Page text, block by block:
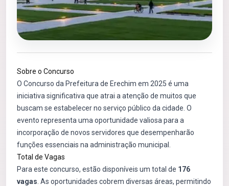
Sobre o Concurso
O Concurso da Prefeitura de Erechim em 2025 é uma
iniciativa significativa que atrai a atenção de muitos que
buscam se estabelecer no serviço público da cidade. O
evento representa uma oportunidade valiosa para a
incorporação de novos servidores que desempenharão
funções essenciais na administração municipal.
Total de Vagas
Para este concurso, estão disponíveis um total de 176
vagas . As oportunidades cobrem diversas áreas, permitindo